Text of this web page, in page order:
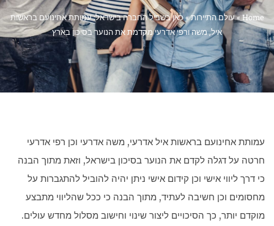
Home
»עולם התיירות»כאן בשביל החברה בישראל: עמותת אחינועם בראשות
איל, משה ורפי אדרעי מקדמת את הנוער בסיכון בארץ
עמותת אחינועם בראשות איל אדרעי, משה אדרעי וכן רפי אדרעי
חרטה על דגלה לקדם את הנוער בסיכון בישראל, וזאת מתוך הבנה
כי דרך ליווי אישי וכן קידום אישי ניתן יהיה להוביל להתגברות על
מחסומים וכן חשיבה לעתיד, מתוך הבנה כי ככל שהליווי מתבצע
מוקדם יותר, כך הסיכויים ליצור שינוי וחישוב מסלול מחדש עולים.